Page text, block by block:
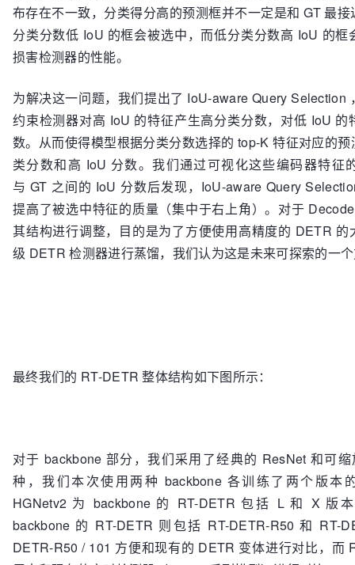
布存在不一致，分类得分高的预测框并不一定是和 GT 最
分类分数低 IoU 的框会被选中，而低分类分数高 IoU 的框
损害检测器的性能。
为解决这一问题，我们提出了 IoU-aware Query Selection
约束检测器对高 IoU 的特征产生高分类分数，对低 IoU 的
数。从而使得模型根据分类分数选择的 top-K 特征对应的
类分数和高 IoU 分数。我们通过可视化这些编码器特征
与 GT 之间的 IoU 分数后发现，IoU-aware Query
提高了被选中特征的质量（集中于右上角）。对于
其结构进行调整，目的是为了方便使用高精度的 DETR 的
级 DETR 检测器进行蒸馏，我们认为这是未来可探索的一
最终我们的 RT-DETR 整体结构如下图所示：
对于 backbone 部分，我们采用了经典的 ResNet 和可
种，我们本次使用两种 backbone 各训练了两个版本
HGNetv2 为 backbone 的 RT-DETR 包括 L 和 X 版
backbone 的 RT-DETR 则包括 RT-DETR-R50 和 RT-
DETR-R50 / 101 方便和现有的 DETR 变体进行对比，而